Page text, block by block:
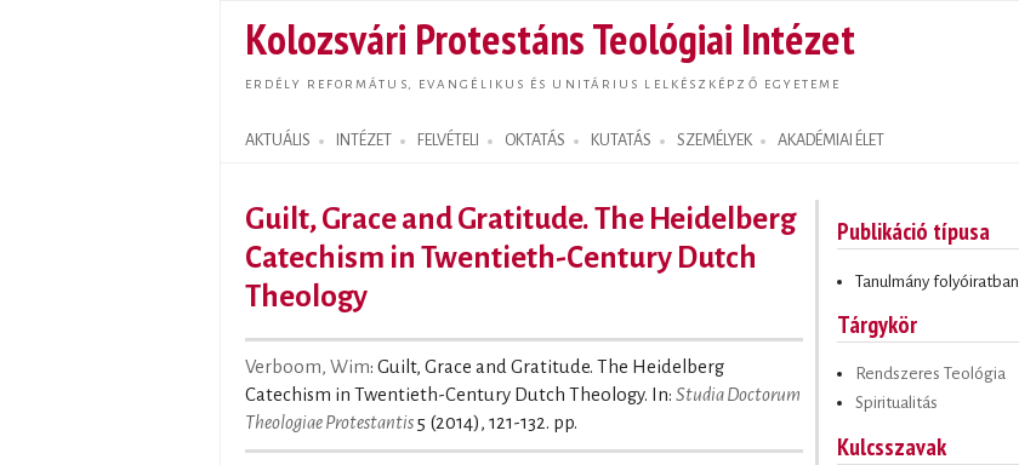
tartalomra
Kolozsvári Protestáns Teológiai Intézet
ERDÉLY REFORMÁTUS, EVANGÉLIKUS ÉS UNITÁRIUS LELKÉSZKÉPZŐ EGYETEME
AKTUÁLIS INTÉZET FELVÉTELI OKTATÁS KUTATÁS SZEMÉLYEK AKADÉMIAI ÉLET
Search form
Guilt, Grace and Gratitude. The Heidelberg
Catechism in Twentieth-Century Dutch
Theology
Verboom, Wim: Guilt, Grace and Gratitude. The Heidelberg
Catechism in Twentieth-Century Dutch Theology. In: Studia Doctorum
Theologiae Protestantis5 (2014), 121-132. pp.
Publikáció típusa
Tanulmány folyóiratban
Tárgykör
Rendszeres Teológia
Spiritualitás
Kulcsszavak